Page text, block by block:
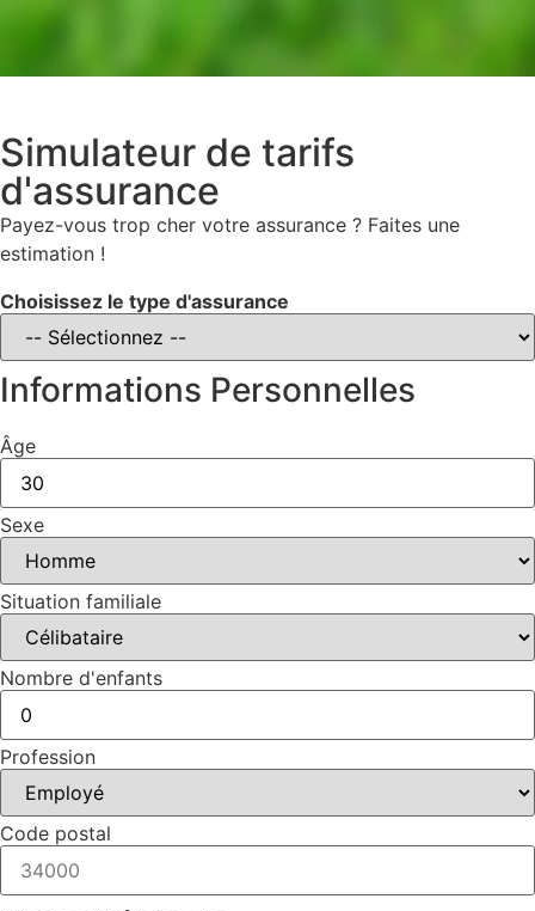
Simulateur de tarifs
d'assurance
Payez-vous trop cher votre assurance ? Faites une
estimation !
Choisissez le type d'assurance
Informations Personnelles
Âge
Sexe
Situation familiale
Nombre d'enfants
Profession
Code postal